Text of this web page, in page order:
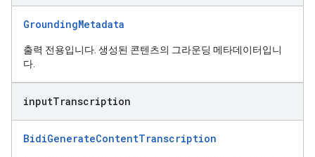
GroundingMetadata
출력 전용입니다. 생성된 콘텐츠의 그라운딩 메타데이터입니
다.
inputTranscription
BidiGenerateContentTranscription